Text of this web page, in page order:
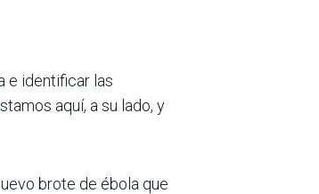
e identificar las
aquí, a su lado, y
brote de ébola que